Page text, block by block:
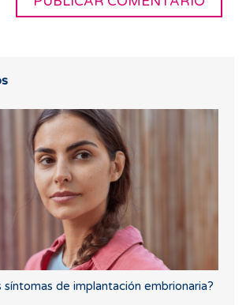
síntomas de implantación embrionaria?